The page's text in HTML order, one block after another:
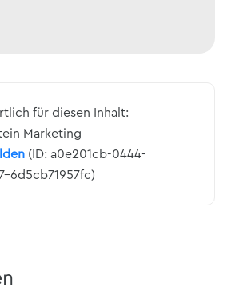
für diesen Inhalt:
Marketing
(ID: a0e201cb-0444-
6d5cb71957fc)